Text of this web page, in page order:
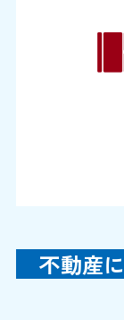
不動産